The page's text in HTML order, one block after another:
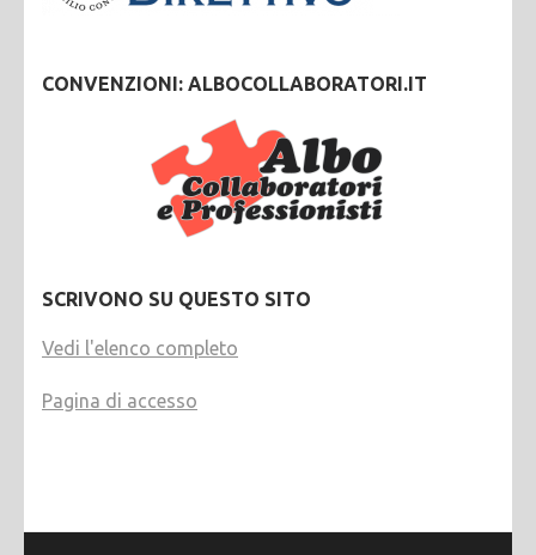
CONVENZIONI: ALBOCOLLABORATORI.IT
SCRIVONO SU QUESTO SITO
Vedi l'elenco completo
Pagina di accesso